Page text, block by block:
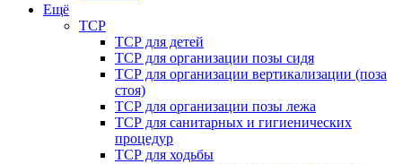
Ещё
ТСР
ТСР для детей
ТСР для организации позы сидя
ТСР для организации вертикализации (поза
стоя)
ТСР для организации позы лежа
ТСР для санитарных и гигиенических
процедур
ТСР для ходьбы